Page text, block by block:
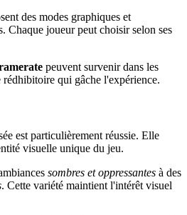
des modes graphiques et
Chaque joueur peut choisir selon ses
peuvent survenir dans les
rédhibitoire qui gâche l'expérience.
est particulièrement réussie. Elle
visuelle unique du jeu.
sombres et oppressantes à des
. Cette variété maintient l'intérêt visuel